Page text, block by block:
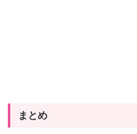
まとめ